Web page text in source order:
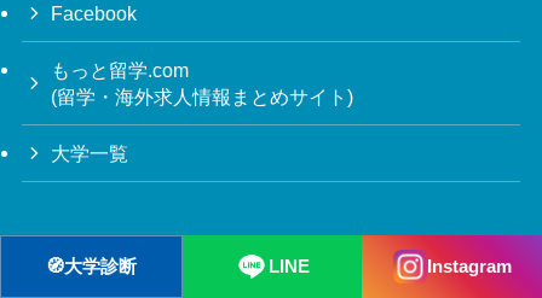
🧭大学診断 LINE Instagram
Facebook
もっと留学.com
(留学・海外求人情報まとめサイト)
大学一覧
オーストラリア大学.COM KOKOS JAPAN
Suite 4, Level 3, 377 Sussex St, Sydney NSW 2000 Australia